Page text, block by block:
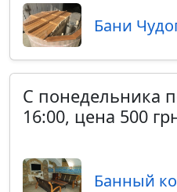
Бани
С понедельника
16:00, цена 500
Банный